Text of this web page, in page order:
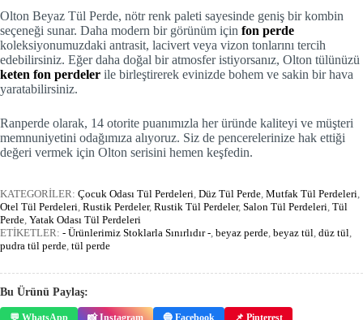
Olton Beyaz Tül Perde, nötr renk paleti sayesinde geniş bir kombin
seçeneği sunar. Daha modern bir görünüm için fon perde
koleksiyonumuzdaki antrasit, lacivert veya vizon tonlarını tercih
edebilirsiniz. Eğer daha doğal bir atmosfer istiyorsanız, Olton tülünüzü
keten fon perdeler ile birleştirerek evinizde bohem ve sakin bir hava
yaratabilirsiniz.
Ranperde olarak, 14 otorite puanımızla her üründe kaliteyi ve müşteri
memnuniyetini odağımıza alıyoruz. Siz de pencerelerinize hak ettiği
değeri vermek için Olton serisini hemen keşfedin.
KATEGORİLER: Çocuk Odası Tül Perdeleri Düz Tül Perde Mutfak Tül Perdeleri
Otel Tül Perdeleri Rustik Perdeler, Rustik Tül Perdeler, Salon Tül Perdeleri Tül
Perde Yatak Odası Tül Perdeleri
ETİKETLER: - Ürünlerimiz Stoklarla Sınırlıdır - beyaz perde beyaz tül düz tül
pudra tül perde tül perde
Bu Ürünü Paylaş:
💬 WhatsApp 📸 Instagram 🔵 Facebook 📌 Pinterest